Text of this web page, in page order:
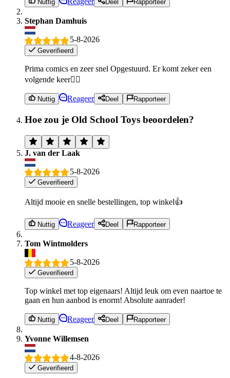
Nuttig Deel Rapporteer
Stephan Damhuis
5-8-2026
Geverifieerd
Prima comics en zeer snel Opgestuurd. Er komt zeker een
volgende keer👍🏼
Nuttig Reageer Deel Rapporteer
Hoe zou je Old School Toys beoordelen?
J. van der Laak
5-8-2026
Geverifieerd
Altijd mooie en snelle bestellingen, top winkel👍
Nuttig Reageer Deel Rapporteer
Tom Wintmolders
5-8-2026
Geverifieerd
Top winkel met top eigenaars! Altijd leuk om even naartoe te
gaan en hun aanbod is enorm! Absolute aanrader!
Nuttig Reageer Deel Rapporteer
Yvonne Willemsen
4-8-2026
Geverifieerd